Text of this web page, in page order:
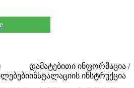
დამატებითი ინფორმაცია /
ინსტალაციის ინსტრუქცია